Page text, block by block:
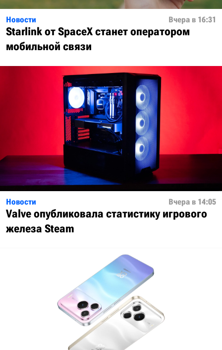
Новости Вчера в 16:31
Starlink от SpaceX станет оператором
мобильной связи
Новости Вчера в 14:05
Valve опубликовала статистику игрового
железа Steam